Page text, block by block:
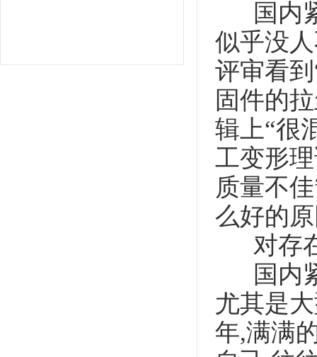
国内紧
似乎没
评审看
固件的
辑上“很
工变形
质量不
么好的
对存在
国内紧
尤其是
年,满满